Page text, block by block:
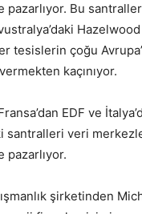
Bu santraller
tesislerin çoğu
kaçınıyor.
EDF ve
santralleri veri
pazarlıyor.
şirketinden